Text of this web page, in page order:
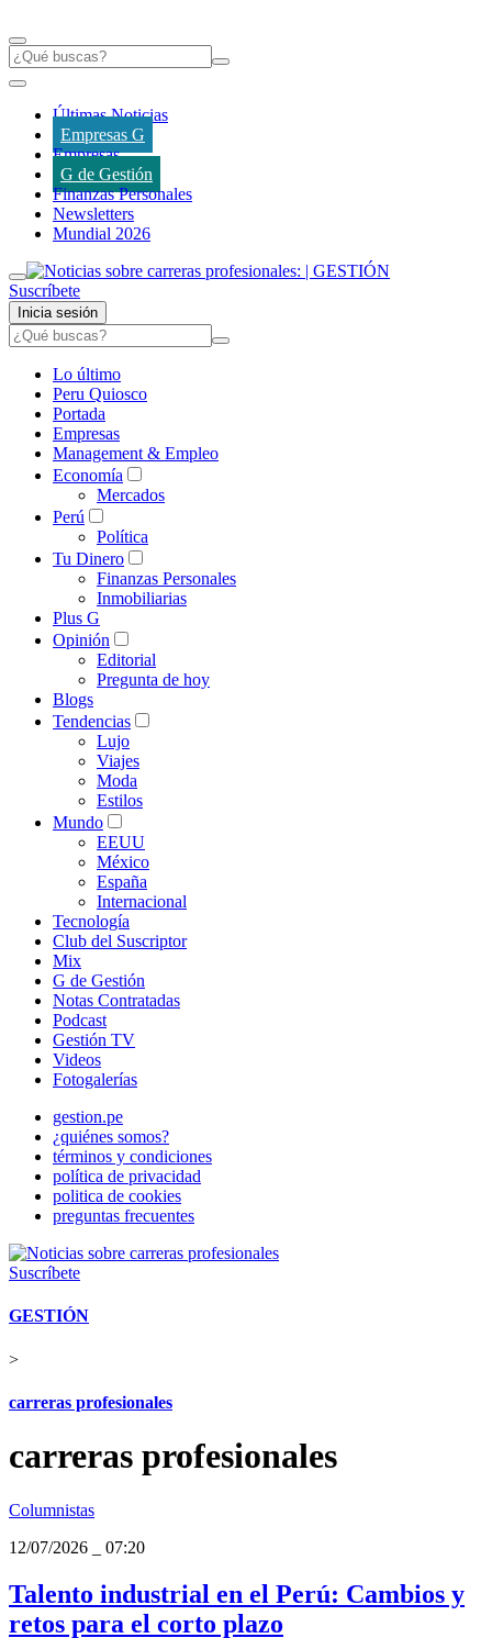
Últimas Noticias
Empresas G
Empresas
G de Gestión
Finanzas Personales
Newsletters
Mundial 2026
Suscríbete
Inicia sesión
Lo último
Peru Quiosco
Portada
Empresas
Management & Empleo
Economía
Mercados
Perú
Política
Tu Dinero
Finanzas Personales
Inmobiliarias
Plus G
Opinión
Editorial
Pregunta de hoy
Blogs
Tendencias
Lujo
Viajes
Moda
Estilos
Mundo
EEUU
México
España
Internacional
Tecnología
Club del Suscriptor
Mix
G de Gestión
Notas Contratadas
Podcast
Gestión TV
Videos
Fotogalerías
gestion.pe
¿quiénes somos?
términos y condiciones
política de privacidad
politica de cookies
preguntas frecuentes
Suscríbete
GESTIÓN
>
carreras profesionales
carreras profesionales
Columnistas
12/07/2026
07:20
Talento industrial en el Perú: Cambios y
retos para el corto plazo